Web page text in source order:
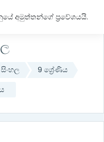
අමුත්තන්ගේ ප්‍රවේශයයි.
සිංහල 9 ශ්‍රේණිය